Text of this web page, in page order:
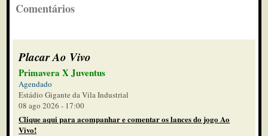
Comentários
Placar Ao Vivo
Primavera X Juventus
Agendado
Estádio Gigante da Vila Industrial
08 ago 2026 - 17:00
Clique aqui para acompanhar e comentar os lances do jogo Ao
Vivo!